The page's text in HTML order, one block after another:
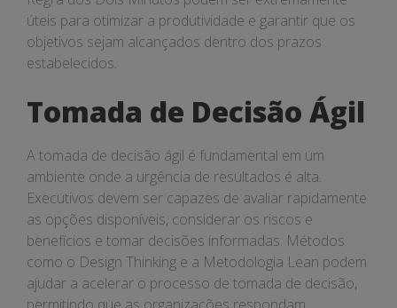
úteis para otimizar a produtividade e garantir que os
objetivos sejam alcançados dentro dos prazos
estabelecidos.
Tomada de Decisão Ágil
A tomada de decisão ágil é fundamental em um
ambiente onde a urgência de resultados é alta.
Executivos devem ser capazes de avaliar rapidamente
as opções disponíveis, considerar os riscos e
benefícios e tomar decisões informadas. Métodos
como o Design Thinking e a Metodologia Lean podem
ajudar a acelerar o processo de tomada de decisão,